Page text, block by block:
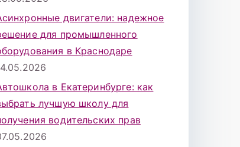
двигатели: надежное
для промышленного
в Краснодаре
в Екатеринбурге: как
лучшую школу для
водительских прав